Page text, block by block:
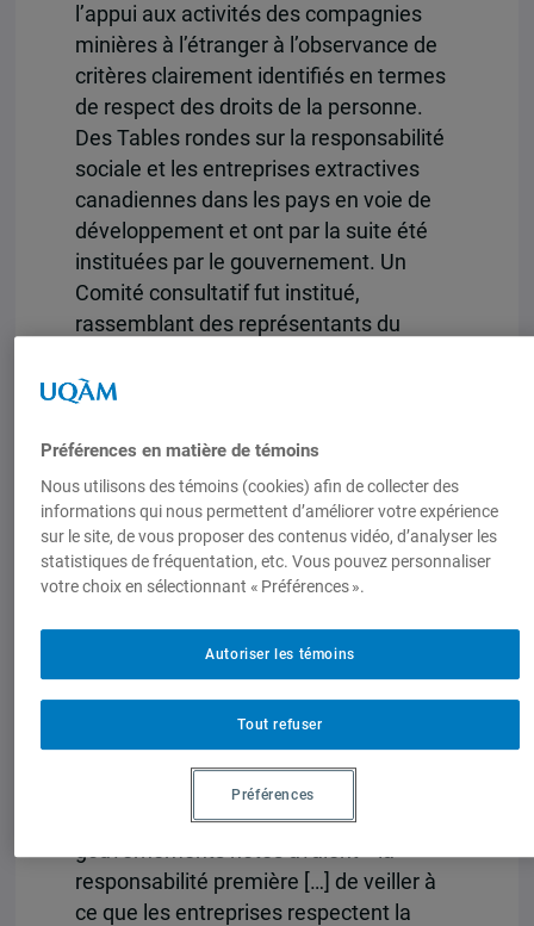
l’appui aux activités des compagnies
minières à l’étranger à l’observance de
critères clairement identifiés en termes
de respect des droits de la personne.
Des Tables rondes sur la responsabilité
sociale et les entreprises extractives
canadiennes dans les pays en voie de
développement et ont par la suite été
instituées par le gouvernement. Un
Comité consultatif fut institué,
rassemblant des représentants du
la société civile. Dans le cadre des
et 104 mémoires ont été soumis, suite à
quoi le Comité consultatif a émis un
rapport unanime, dont les conclusions
allaient dans le même sens que celle du
comité permanent. Le gouvernement du
lier l’appui de l’État au respect des droits
de la personne. Dans sa réponse, le
gouvernement affirmait que les
investissements miniers « [se
traduisaient] par un apport de capitaux
hautement nécessaires pour les pays en
développement » et que les
responsabilité première […] de veiller à
ce que les entreprises respectent la
Préférences en matière de témoins
Nous utilisons des témoins (cookies) afin de collecter des
informations qui nous permettent d’améliorer votre expérience
sur le site, de vous proposer des contenus vidéo, d’analyser les
statistiques de fréquentation, etc. Vous pouvez personnaliser
votre choix en sélectionnant « Préférences ».
Tout refuser
Autoriser les témoins
Préférences